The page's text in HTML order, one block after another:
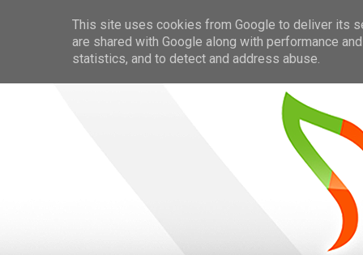
This site uses cookies from Google to deliver its
are shared with Google along with performance
statistics, and to detect and address abuse.